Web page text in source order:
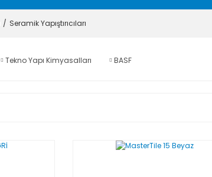
Seramik Yapıştırıcıları
Tekno Yapı Kimyasalları BASF